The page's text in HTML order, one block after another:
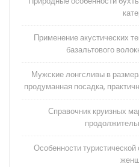
Применение акустических
базальтового
Мужские лонгсливы в
продуманная посадка,
Справочник круизных
Особенности